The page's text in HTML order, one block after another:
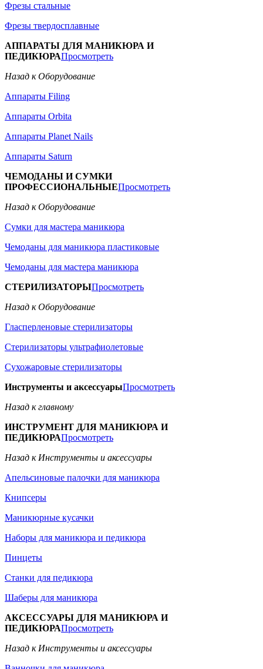
Фрезы стальные
Фрезы твердосплавные
АППАРАТЫ ДЛЯ МАНИКЮРА И
ПЕДИКЮРАПросмотреть
Назад к Оборудование
Аппараты Filing
Аппараты Orbita
Аппараты Planet Nails
Аппараты Saturn
ЧЕМОДАНЫ И СУМКИ
ПРОФЕССИОНАЛЬНЫЕПросмотреть
Назад к Оборудование
Сумки для мастера маникюра
Чемоданы для маникюра пластиковые
Чемоданы для мастера маникюра
СТЕРИЛИЗАТОРЫПросмотреть
Назад к Оборудование
Гласперленовые стерилизаторы
Стерилизаторы ультрафиолетовые
Сухожаровые стерилизаторы
Инструменты и аксессуарыПросмотреть
Назад к главному
ИНСТРУМЕНТ ДЛЯ МАНИКЮРА И
ПЕДИКЮРАПросмотреть
Назад к Инструменты и аксессуары
Апельсиновые палочки для маникюра
Книпсеры
Маникюрные кусачки
Наборы для маникюра и педикюра
Пинцеты
Станки для педикюра
Шаберы для маникюра
АКСЕССУАРЫ ДЛЯ МАНИКЮРА И
ПЕДИКЮРАПросмотреть
Назад к Инструменты и аксессуары